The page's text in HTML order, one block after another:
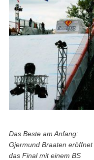
Das Beste am Anfang:
Gjermund Braaten eröffnet
das Final mit einem BS